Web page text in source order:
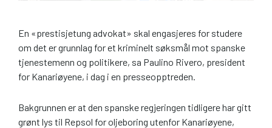
En «prestisjetung advokat» skal engasjeres for studere
om det er grunnlag for et kriminelt søksmål mot spanske
tjenestemenn og politikere, sa Paulino Rivero, president
for Kanariøyene, i dag i en presseopptreden.
Bakgrunnen er at den spanske regjeringen tidligere har gitt
grønt lys til Repsol for oljeboring utenfor Kanariøyene,